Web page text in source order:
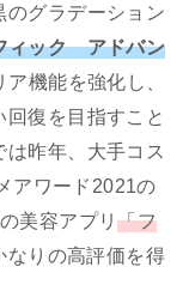
のグラデーション
ィック アドバン
機能を強化し、
復を目指すこと
昨年、大手コス
アワード2021の
美容アプリ「フ
なりの高評価を得